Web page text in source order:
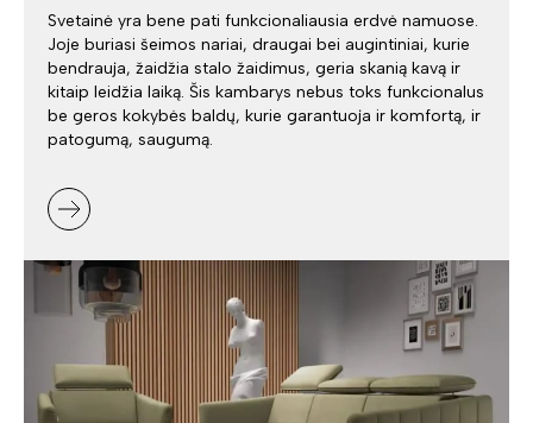
Svetainė yra bene pati funkcionaliausia erdvė namuose.
Joje buriasi šeimos nariai, draugai bei augintiniai, kurie
bendrauja, žaidžia stalo žaidimus, geria skanią kavą ir
kitaip leidžia laiką. Šis kambarys nebus toks funkcionalus
be geros kokybės baldų, kurie garantuoja ir komfortą, ir
patogumą, saugumą.